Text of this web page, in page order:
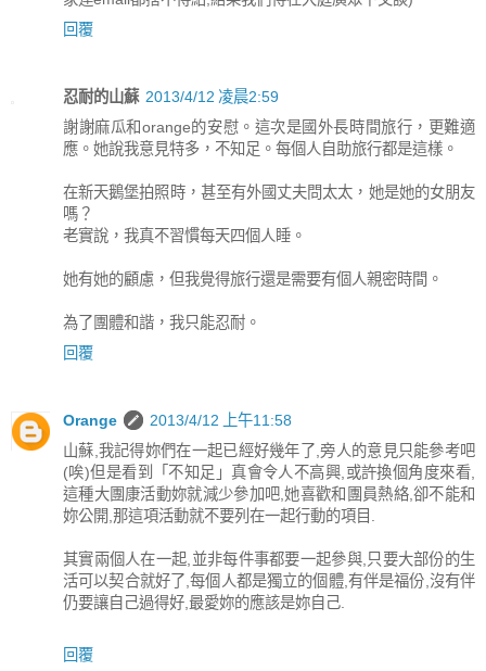
回覆
忍耐的山蘇 2013/4/12 凌晨2:59
謝謝麻瓜和orange的安慰。這次是國外長時間旅行，更難適
應。她說我意見特多，不知足。每個人自助旅行都是這樣。
在新天鵝堡拍照時，甚至有外國丈夫問太太，她是她的女朋友
嗎？
老實說，我真不習慣每天四個人睡。
她有她的顧慮，但我覺得旅行還是需要有個人親密時間。
為了團體和諧，我只能忍耐。
回覆
Orange
2013/4/12 上午11:58
山蘇,我記得妳們在一起已經好幾年了,旁人的意見只能參考吧
(唉)但是看到「不知足」真會令人不高興,或許換個角度來看,
這種大團康活動妳就減少參加吧,她喜歡和團員熱絡,卻不能和
妳公開,那這項活動就不要列在一起行動的項目.
其實兩個人在一起,並非每件事都要一起參與,只要大部份的生
活可以契合就好了,每個人都是獨立的個體,有伴是福份,沒有伴
仍要讓自己過得好,最愛妳的應該是妳自己.
回覆